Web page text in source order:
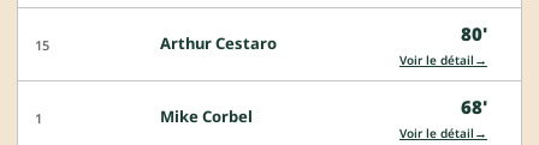
15 Arthur Cestaro 80'
Voir le détail →
1 Mike Corbel 68'
Voir le détail →